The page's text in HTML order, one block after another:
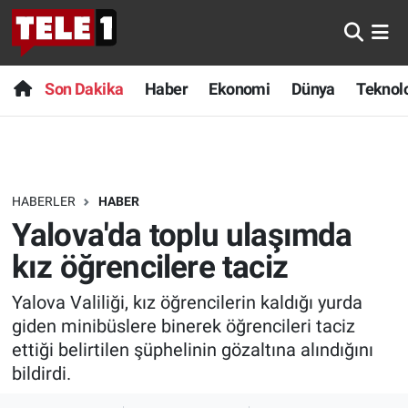
Son Dakika Haber Ekonomi Dünya
HABERLER HABER
Yalova'da toplu ulaşımda
kız öğrencilere taciz
Yalova Valiliği, kız öğrencilerin kaldığı yurda
giden minibüslere binerek öğrencileri taciz
ettiği belirtilen şüphelinin gözaltına alındığını
bildirdi.
Anında Manşet
Başka Sohbetler
Bilim turu
Bilim ve Teknoloji Evreni
Doğa Konuşuyor
Dünya
Son Dakika
Haber
Dünya
Teknoloji
Sağlık
Spor
Nöbetçi Eczaneler
Hava Durumu
Trafik Durumu
Süper Lig Puan Durumu ve Fikstür
Tüm Manşetler
Son Dakika Haberleri